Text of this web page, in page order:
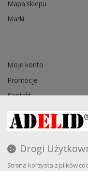
Drogi
Strona korzysta z plików
Mapa sklepu
Marki
Moje konto
Promocje
Kontakt
Regulamin